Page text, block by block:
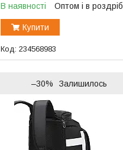
В наявності Оптом і в роздріб
Купити
234568983
–30% Залишилось